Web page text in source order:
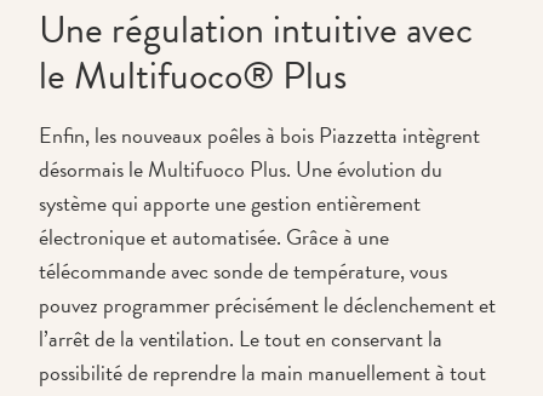
Une régulation intuitive avec
le Multifuoco® Plus
Enfin, les nouveaux poêles à bois Piazzetta intègrent
désormais le Multifuoco Plus. Une évolution du
système qui apporte une gestion entièrement
électronique et automatisée. Grâce à une
télécommande avec sonde de température, vous
pouvez programmer précisément le déclenchement et
l’arrêt de la ventilation. Le tout en conservant la
possibilité de reprendre la main manuellement à tout